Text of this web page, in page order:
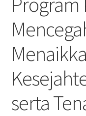
Disclaimer
Privacy Policy
Sitemap
serta